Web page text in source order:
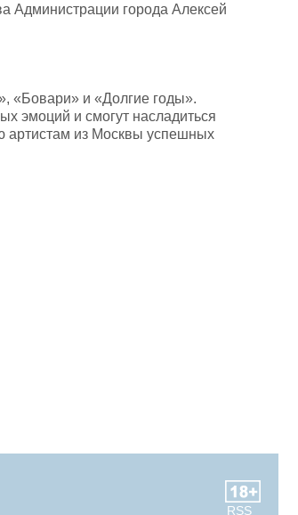
Администрации города Алексей
«Бовари» и «Долгие годы».
эмоций и смогут насладиться
артистам из Москвы успешных
RSS